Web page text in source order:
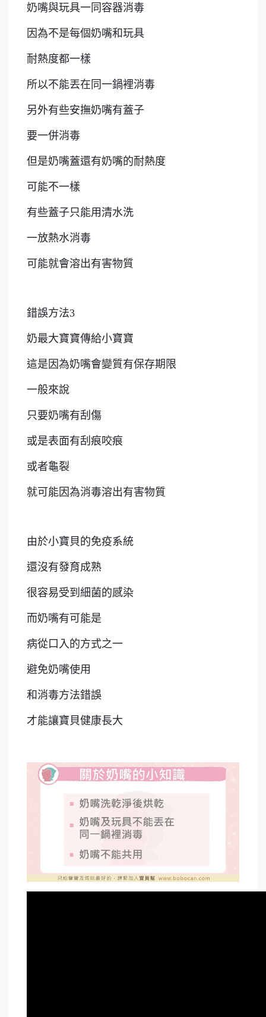
奶嘴與玩具一同容器消毒
因為不是每個奶嘴和玩具
耐熱度都一樣
所以不能丟在同一鍋裡消毒
另外有些安撫奶嘴有蓋子
要一併消毒
但是奶嘴蓋還有奶嘴的耐熱度
可能不一樣
有些蓋子只能用清水洗
一放熱水消毒
可能就會溶出有害物質
錯誤方法3
奶最大寶寶傳給小寶寶
這是因為奶嘴會變質有保存期限
一般來說
只要奶嘴有刮傷
或是表面有刮痕咬痕
或者龜裂
就可能因為消毒溶出有害物質
由於小寶貝的免疫系統
還沒有發育成熟
很容易受到細菌的感染
而奶嘴有可能是
病從口入的方式之一
避免奶嘴使用
和消毒方法錯誤
才能讓寶貝健康長大